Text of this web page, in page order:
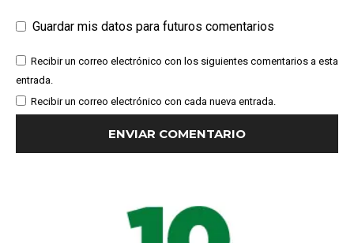
Guardar mis datos para futuros comentarios
Recibir un correo electrónico con los siguientes comentarios a esta
entrada.
Recibir un correo electrónico con cada nueva entrada.